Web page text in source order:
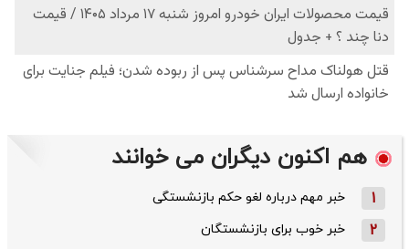
هم اکنون دیگران می خوانند
1 خبر مهم درباره لغو حکم بازنشستگی
2 خبر خوب برای بازنشستگان